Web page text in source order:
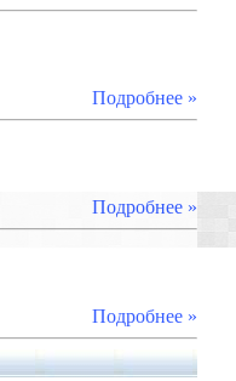
Подробнее »
Подробнее »
Подробнее »